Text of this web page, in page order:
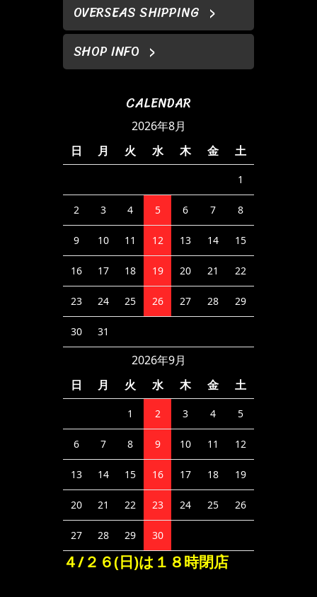
OVERSEAS SHIPPING
SHOP INFO
CALENDAR
2026年8月
日
月 火 水 木 金 土
1
2 3 4 5 6 7 8
9 10 11 12 13 14 15
16 17 18 19 20 21 22
23 24 25 26 27 28 29
30 31
2026年9月
日
月 火 水 木 金 土
1 2 3 4 5
6 7 8 9 10 11 12
13 14 15 16 17 18 19
20 21 22 23 24 25 26
27 28 29 30
４/２６(日)は１８時閉店